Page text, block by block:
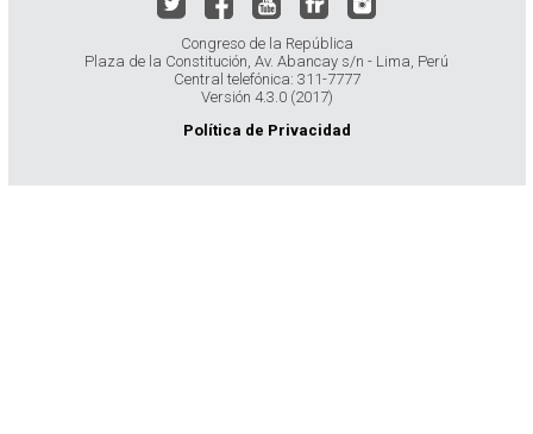
Congreso de la República
Plaza de la Constitución, Av. Abancay s/n - Lima, Perú
Central telefónica: 311-7777
Versión 4.3.0 (2017)
Política de Privacidad